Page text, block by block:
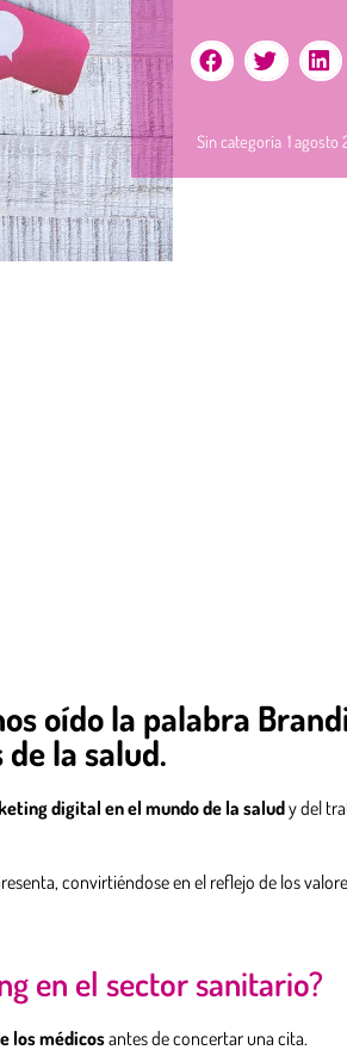
Sin categoría 1 agosto
oído la palabra
la salud.
digital en el mundo de la saludy del
convirtiéndose en el reflejo de los
en el sector sanitario?
los médicosantes de concertar una cita.